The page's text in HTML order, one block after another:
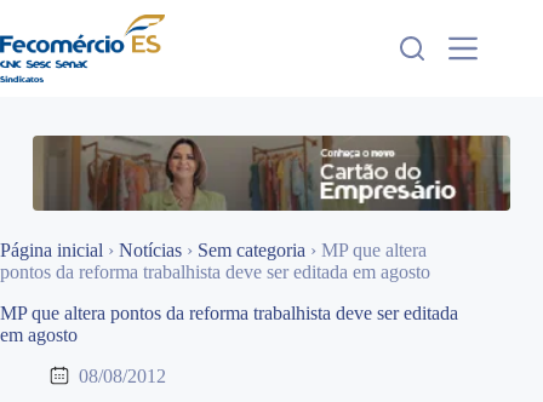
para
o
conteúdo
Página inicial › Notícias › Sem categoria › MP que altera
pontos da reforma trabalhista deve ser editada em agosto
MP que altera pontos da reforma trabalhista deve ser editada
em agosto
08/08/2012